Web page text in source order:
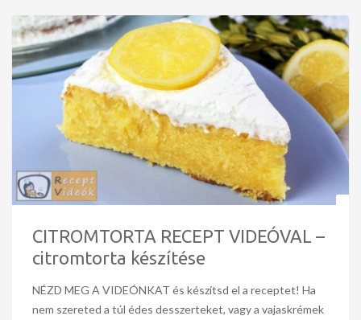
CITROMTORTA RECEPT VIDEÓVAL –
citromtorta készítése
NÉZD MEG A VIDEÓNKAT és készítsd el a receptet! Ha
nem szereted a túl édes desszerteket, vagy a vajaskrémek